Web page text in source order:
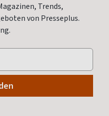
Trends,
von Presseplus.